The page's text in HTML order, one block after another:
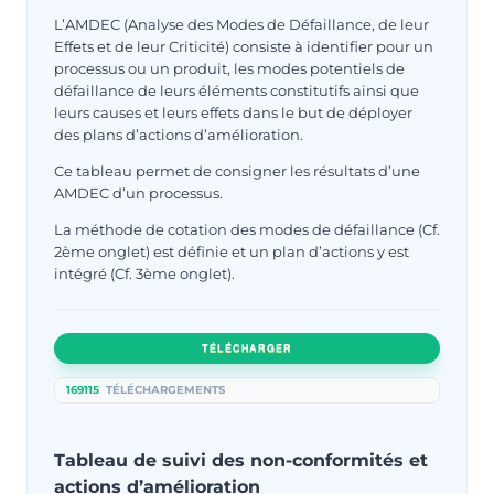
L’AMDEC (Analyse des Modes de Défaillance, de leur
Effets et de leur Criticité) consiste à identifier pour un
processus ou un produit, les modes potentiels de
défaillance de leurs éléments constitutifs ainsi que
leurs causes et leurs effets dans le but de déployer
des plans d’actions d’amélioration.
Ce tableau permet de consigner les résultats d’une
AMDEC d’un processus.
La méthode de cotation des modes de défaillance (Cf.
2ème onglet) est définie et un plan d’actions y est
intégré (Cf. 3ème onglet).
TÉLÉCHARGER
169115 TÉLÉCHARGEMENTS
Tableau de suivi des non-conformités et
actions d’amélioration